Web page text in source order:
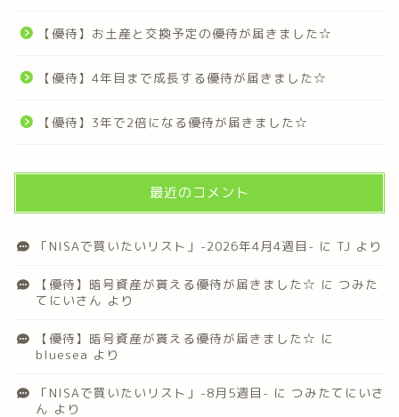
【優待】お土産と交換予定の優待が届きました☆
【優待】4年目まで成長する優待が届きました☆
【優待】3年で2倍になる優待が届きました☆
最近のコメント
「NISAで買いたいリスト」-2026年4月4週目- に TJ より
【優待】暗号資産が貰える優待が届きました☆ に つみた
てにいさん より
【優待】暗号資産が貰える優待が届きました☆ に
bluesea より
「NISAで買いたいリスト」-8月5週目- に つみたてにいさ
ん より